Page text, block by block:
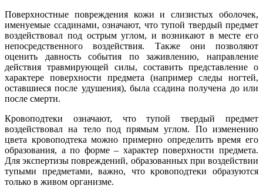
Поверхностные повреждения кожи и слизистых оболочек,
именуемые ссадинами, означают, что тупой твердый предмет
воздействовал под острым углом, и возникают в месте его
непосредственного воздействия. Также они позволяют
оценить давность события по заживлению, направление
действия травмирующей силы, составить представление о
характере поверхности предмета (например следы ногтей,
оставшиеся после удушения), была ссадина получена до или
после смерти.
Кровоподтеки означают, что тупой твердый предмет
воздействовал на тело под прямым углом. По изменению
цвета кровоподтека можно примерно определить время его
образования, а по форме – характер поверхности предмета.
Для экспертизы повреждений, образованных при воздействии
тупыми предметами, важно, что кровоподтеки образуются
только в живом организме.